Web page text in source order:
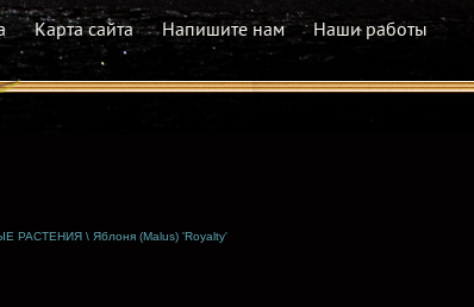
Карта сайта Напишите нам
Наши работы
РАСТЕНИЯ \ Яблоня (Malus) 'Royalty'